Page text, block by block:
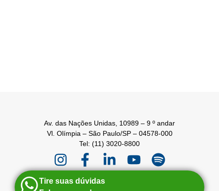
Av. das Nações Unidas, 10989 – 9 º andar
Vl. Olímpia – São Paulo/SP – 04578-000
Tel: (11) 3020-8800
Tire suas dúvidas